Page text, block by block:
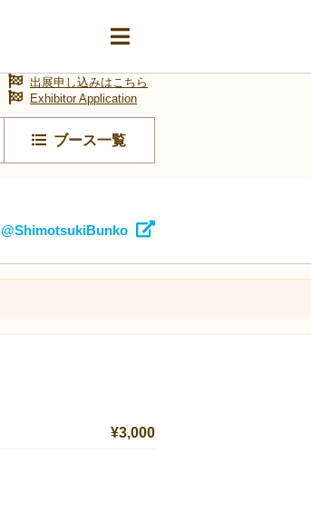
ブース一覧
出展申し込みはこちら
Exhibitor Application
@ShimotsukiBunko
¥3,000